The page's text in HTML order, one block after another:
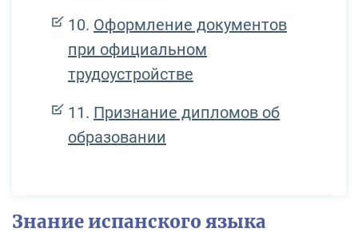
Оформление документов
при официальном
трудоустройстве
Признание дипломов об
образовании
Знание испанского языка